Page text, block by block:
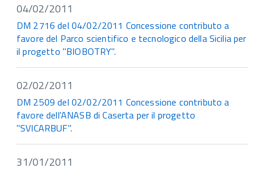
04/02/2011
DM 2716 del 04/02/2011 Concessione contributo a
favore del Parco scientifico e tecnologico della Sicilia per
il progetto "BIOBOTRY".
02/02/2011
DM 2509 del 02/02/2011 Concessione contributo a
favore dell'ANASB di Caserta per il progetto
"SVICARBUF".
31/01/2011